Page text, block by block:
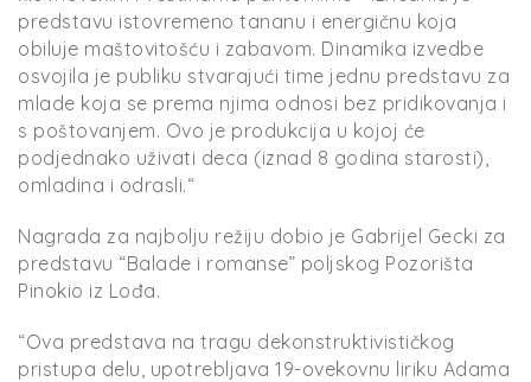
predstavu istovremeno tananu i energičnu koja
obiluje maštovitošću i zabavom. Dinamika izvedbe
osvojila je publiku stvarajući time jednu predstavu za
mlade koja se prema njima odnosi bez pridikovanja i
s poštovanjem. Ovo je produkcija u kojoj će
podjednako uživati deca (iznad 8 godina starosti),
omladina i odrasli.“
Nagrada za najbolju režiju dobio je Gabrijel Gecki za
predstavu “Balade i romanse” poljskog Pozorišta
Pinokio iz Lođa.
“Ova predstava na tragu dekonstruktivističkog
pristupa delu, upotrebljava 19-ovekovnu liriku Adama